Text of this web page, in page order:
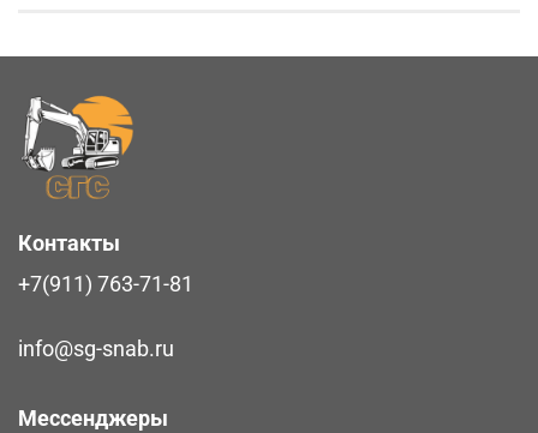
Контакты
+7(911) 763-71-81
info@sg-snab.ru
Мессенджеры